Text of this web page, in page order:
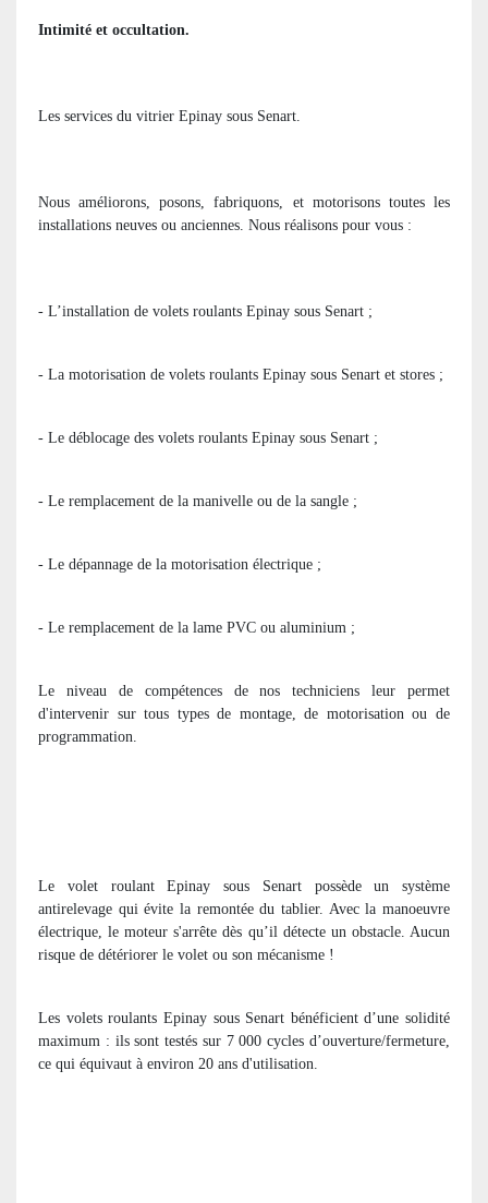
Intimité et occultation.
Les services du vitrier Epinay sous Senart.
Nous améliorons, posons, fabriquons, et motorisons toutes les
installations neuves ou anciennes. Nous réalisons pour vous :
- L’installation de volets roulants Epinay sous Senart ;
- La motorisation de volets roulants Epinay sous Senart et stores ;
- Le déblocage des volets roulants Epinay sous Senart ;
- Le remplacement de la manivelle ou de la sangle ;
- Le dépannage de la motorisation électrique ;
- Le remplacement de la lame PVC ou aluminium ;
Le niveau de compétences de nos techniciens leur permet
d'intervenir sur tous types de montage, de motorisation ou de
programmation.
Le volet roulant Epinay sous Senart possède un système
antirelevage qui évite la remontée du tablier. Avec la manoeuvre
électrique, le moteur s'arrête dès qu’il détecte un obstacle. Aucun
risque de détériorer le volet ou son mécanisme !
Les volets roulants Epinay sous Senart bénéficient d’une solidité
maximum : ils sont testés sur 7 000 cycles d’ouverture/fermeture,
ce qui équivaut à environ 20 ans d'utilisation.